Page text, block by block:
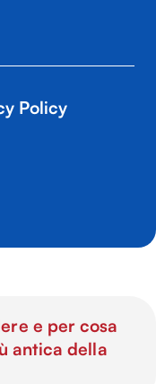
Policy
e per cosa
antica della